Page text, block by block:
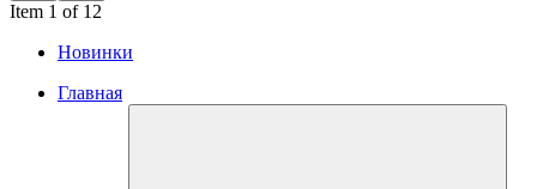
Item 1 of 12
Новинки
Главная